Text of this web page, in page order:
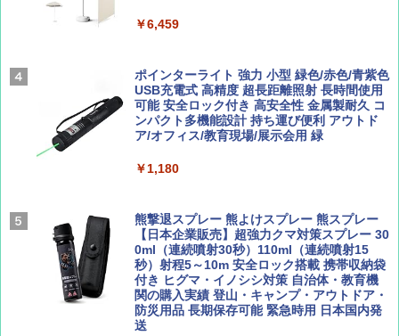
￥1,540
AIRLINE（エアライン）2026年9月号【特
￥1,760
球の歩き方A ヨーロッパ
￥2,479
A26 地球の歩き方 チェコ ポーランド スロヴ
￥2,277
テント ワンタッチ RENEW 幅200 2-3人用 43
￥5,999
[キャンパーズコレクション 山善] 傘みたいに
広げるだけ パッとサッとテント ブラックコ
簡単設置 ポップアップテント エクルベージ
￥9,990
[キャンパーズコレクション 山善] 傘みたいに
広げるだけ パッとサッとテント キューブワ
イド ブラックコーティング フルクローズ メ
ッシュ 4人用 簡単設置 ポップアップテント P
ATCW-150B エクルベージュ
￥6,459
ポインターライト 強力 小型 緑色/赤色/青紫色
USB充電式 高精度 超長距離照射 長時間使用
可能 安全ロック付き 高安全性 金属製耐久 コ
ンパクト多機能設計 持ち運び便利 アウトド
ア/オフィス/教育現場/展示会用 緑
￥1,180
熊撃退スプレー 熊よけスプレー 熊スプレー
【日本企業販売】超強力クマ対策スプレー 30
0ml（連続噴射30秒）110ml（連続噴射15
秒）射程5～10m 安全ロック搭載 携帯収納袋
付き ヒグマ・イノシシ対策 自治体・教育機
関の購入実績 登山・キャンプ・アウトドア・
防災用品 長期保存可能 緊急時用 日本国内発
送